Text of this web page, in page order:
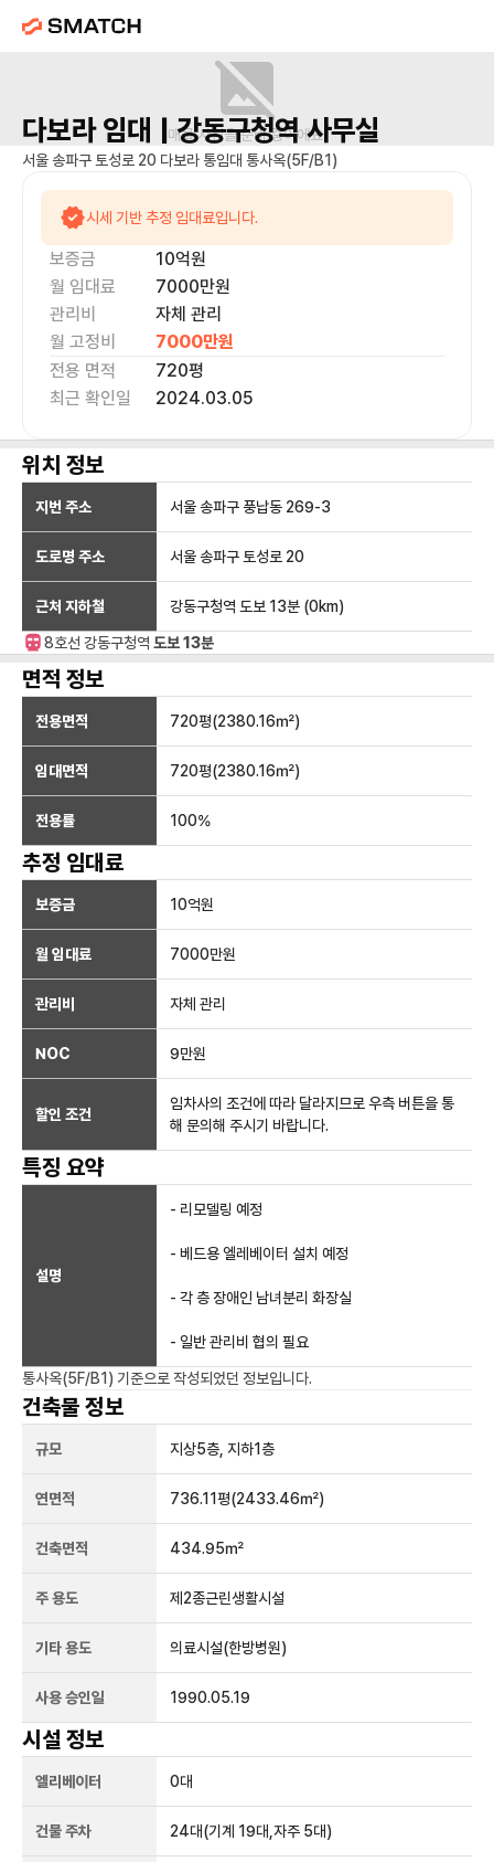
매물 사진을 준비 중이에요.
다보라임대 | 강동구청역사무실
서울 송파구 토성로 20 다보라 통임대 통사옥(5F/B1)
시세 기반 추정 임대료입니다.
보증금 10억원
월 임대료
7000만원
관리비
자체 관리
월 고정비
7000만원
전용 면적
720평
최근 확인일
2024.03.05
위치 정보
지번 주소 서울 송파구 풍납동 269-3
도로명 주소 서울 송파구 토성로 20
근처 지하철 강동구청역 도보 13분 (0km)
8호선 강동구청역 도보 13분
면적 정보
전용면적 720평(2380.16㎡)
임대면적 720평(2380.16㎡)
전용률 100%
추정 임대료
보증금 10억원
월 임대료 7000만원
관리비 자체 관리
NOC 9만원
할인 조건
임차사의 조건에 따라 달라지므로 우측 버튼을 통
해 문의해 주시기 바랍니다.
특징 요약
설명
- 리모델링 예정
- 베드용 엘레베이터 설치 예정
- 각 층 장애인 남녀분리 화장실
- 일반 관리비 협의 필요
통사옥(5F/B1) 기준으로 작성되었던 정보입니다.
건축물 정보
규모 지상5층, 지하1층
연면적 736.11평(2433.46㎡)
건축면적 434.95㎡
주 용도 제2종근린생활시설
기타 용도 의료시설(한방병원)
사용 승인일 1990.05.19
시설 정보
엘리베이터 0대
건물 주차 24대(기계 19대,자주 5대)